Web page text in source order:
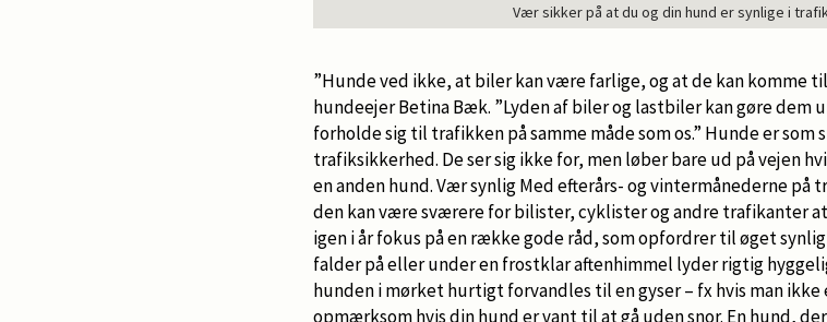
Vær sikker på at du og din hund er synlige i
”Hunde ved ikke, at biler kan være farlige, og at de kan komme
hundeejer Betina Bæk. ”Lyden af biler og lastbiler kan gøre dem
forholde sig til trafikken på samme måde som os.” Hunde er som
trafiksikkerhed. De ser sig ikke for, men løber bare ud på vejen
en anden hund. Vær synlig Med efterårs- og vintermånederne på
den kan være sværere for bilister, cyklister og andre trafikanter
igen i år fokus på en række gode råd, som opfordrer til øget
falder på eller under en frostklar aftenhimmel lyder rigtig
hunden i mørket hurtigt forvandles til en gyser – fx hvis man
opmærksom hvis din hund er vant til at gå uden snor. En hund,